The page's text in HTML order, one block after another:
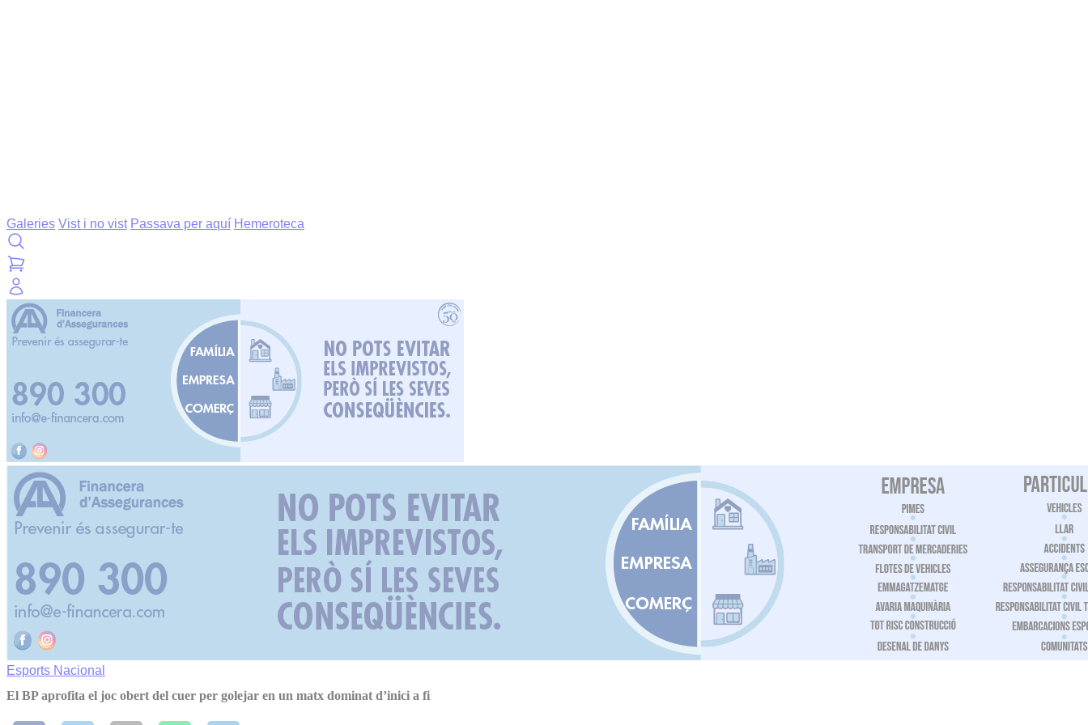
Galeries Vist i no vist Passava per aquí Hemeroteca
Esports Nacional
El BP aprofita el joc obert del cuer per golejar en un matx dominat d’inici a fi